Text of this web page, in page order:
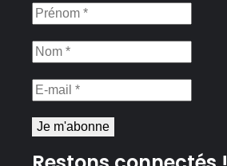
Prénom
*
Nom
*
E-
mail
*